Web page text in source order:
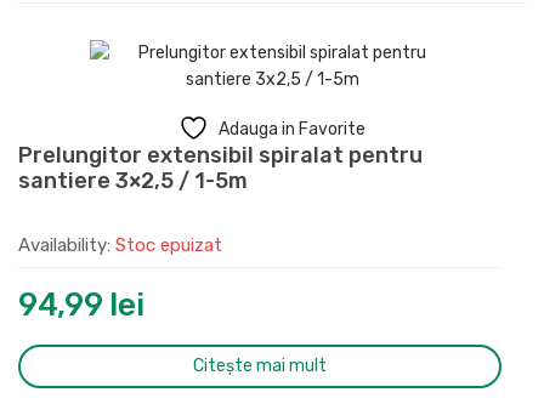
Adauga in Favorite
Prelungitor extensibil spiralat pentru
santiere 3×2,5 / 1-5m
Availability: Stoc epuizat
94,99 lei
Citește mai mult